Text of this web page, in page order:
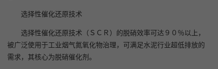
选择性催化还原技术
选择性催化还原技术（ＳＣＲ）的脱硝效率可达９０％以上，
被广泛使用于工业烟气氮氧化物治理，可满足水泥行业超低排放的
需求，其核心为脱硝催化剂。